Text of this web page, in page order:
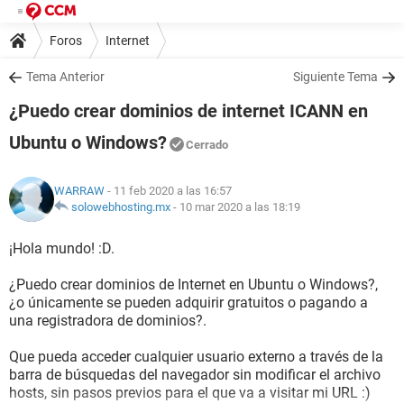
Foros Internet
Tema Anterior Siguiente Tema
¿Puedo crear dominios de internet ICANN en
Ubuntu o Windows?
Cerrado
WARRAW - 11 feb 2020 a las 16:57
solowebhosting.mx - 10 mar 2020 a las 18:19
¡Hola mundo! :D.
¿Puedo crear dominios de Internet en Ubuntu o Windows?,
¿o únicamente se pueden adquirir gratuitos o pagando a
una registradora de dominios?.
Que pueda acceder cualquier usuario externo a través de la
barra de búsquedas del navegador sin modificar el archivo
hosts, sin pasos previos para el que va a visitar mi URL :)